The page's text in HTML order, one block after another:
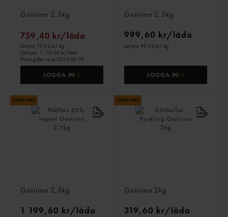
Gastrino 2,5kg
759,40 kr/låda
Jmf.pris 75,94 kr/ kg
Ord.pris
1 116,00 kr/låda
Priset gäller t.o.m 2026.08.09
LOGGA IN
Gastrino 2,5kg
999,60 kr/låda
Jmf.pris 99,96 kr/ kg
LOGGA IN
Gastrino 2,5kg
1 199,60 kr/låda
Gastrino 2kg
319,60 kr/låda